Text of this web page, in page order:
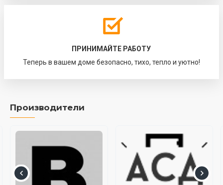
ПРИНИМАЙТЕ РАБОТУ
Теперь в вашем доме безопасно, тихо, тепло и уютно!
Производители